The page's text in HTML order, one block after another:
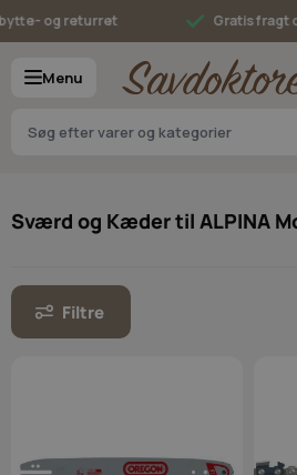
Skip to Content
og returret Gratis fragt
Menu
Sværd og Kæder til ALPINA
Filtre